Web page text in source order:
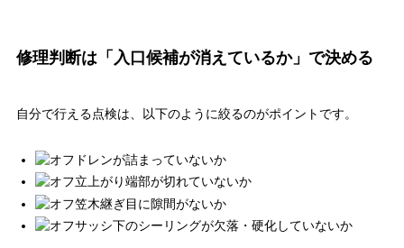
修理判断は「入口候補が消えているか」で決める
自分で行える点検は、以下のように絞るのがポイントです。
ドレンが詰まっていないか
立上がり端部が切れていないか
笠木継ぎ目に隙間がないか
サッシ下のシーリングが欠落・硬化していないか